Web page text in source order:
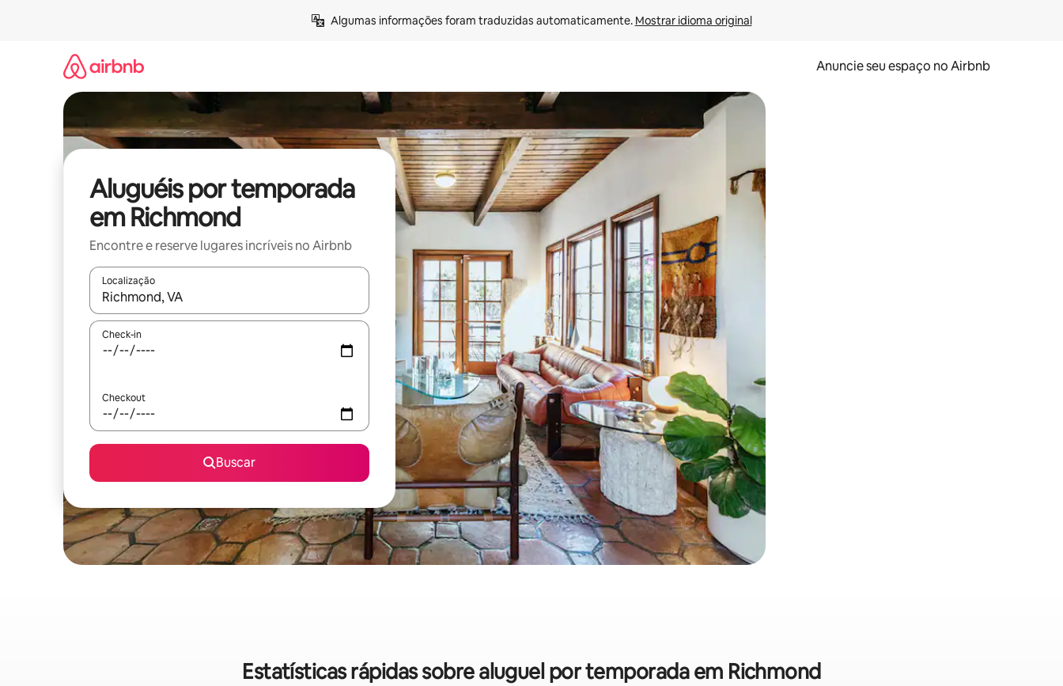
Algumas informações foram traduzidas automaticamente. Mostrar idioma original
Anuncie seu espaço no Airbnb
Aluguéis por temporada
em Richmond
Encontre e reserve lugares incríveis no Airbnb
Localização
Quando os resultados estiverem disponíveis, explore-os usando as seta para cima e para baixo do teclado ou tocando e deslizando o dedo na tela.
Check-in
Checkout
Buscar
Estatísticas rápidas sobre aluguel por temporada em Richmond